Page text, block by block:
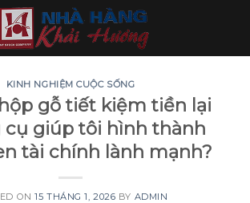
KINH NGHIỆM CUỘC SỐNG
gỗ tiết kiệm tiền lại
cụ giúp tôi hình thành
tài chính lành mạnh?
ON15 THÁNG 1, 2026 BY ADMIN